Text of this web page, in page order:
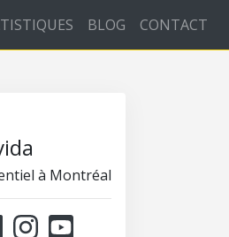
BLOG CONTACT
à Montréal